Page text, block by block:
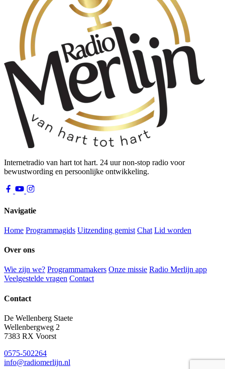
Internetradio van hart tot hart. 24 uur non-stop radio voor
bewustwording en persoonlijke ontwikkeling.
Navigatie
Home Programmagids Uitzending gemist Chat Lid worden
Over ons
Wie zijn we? Programmamakers Onze missie Radio Merlijn app
Veelgestelde vragen Contact
Contact
De Wellenberg Staete
Wellenbergweg 2
7383 RX Voorst
0575-502264
info@radiomerlijn.nl